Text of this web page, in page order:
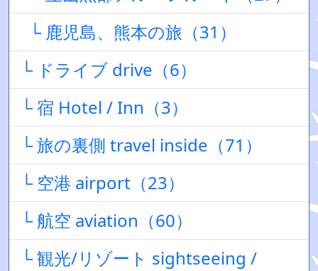
└ 鹿児島、熊本の旅（31）
└ ドライブ drive（6）
└ 宿 Hotel / Inn（3）
└ 旅の裏側 travel inside（71）
└ 空港 airport（23）
└ 航空 aviation（60）
└ 観光/リゾート sightseeing /